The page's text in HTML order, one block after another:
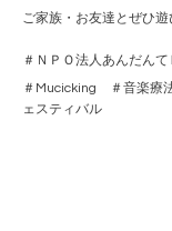
ご家族・お友達とぜひ
＃ＮＰＯ法人あんだんて
＃Mucicking ＃音楽療
ェスティバル